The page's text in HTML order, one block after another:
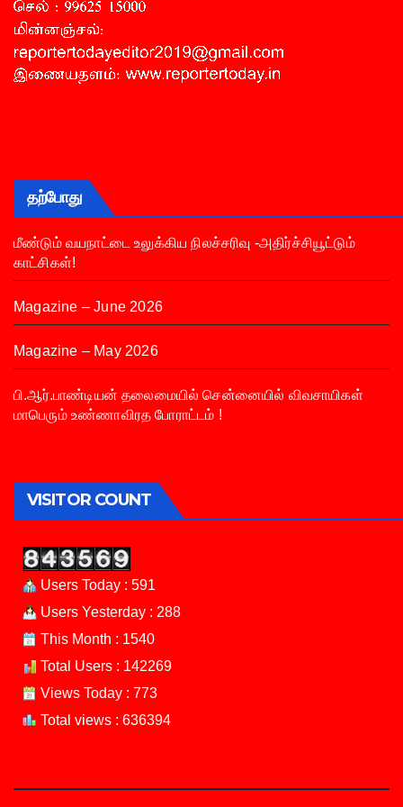
தற்போது
மீண்டும் வயநாட்டை உலுக்கிய நிலச்சரிவு -அதிர்ச்சியூட்டும்
காட்சிகள்!
Magazine – June 2026
Magazine – May 2026
பி.ஆர்.பாண்டியன் தலைமையில் சென்னையில் விவசாயிகள்
மாபெரும் உண்ணாவிரத போராட்டம் !
VISITOR COUNT
Users Today : 591
Users Yesterday : 288
This Month : 1540
Total Users : 142269
Views Today : 773
Total views : 636394